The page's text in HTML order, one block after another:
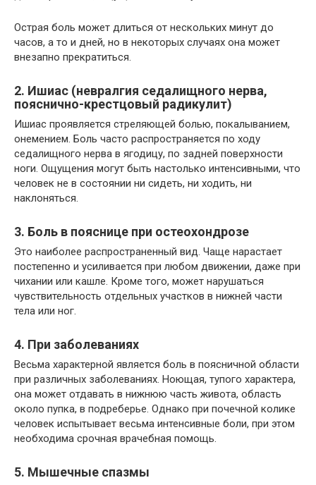
Острая боль может длиться от нескольких минут до
часов, а то и дней, но в некоторых случаях она может
внезапно прекратиться.
2. Ишиас (невралгия седалищного нерва,
пояснично-крестцовый радикулит)
Ишиас проявляется стреляющей болью, покалыванием,
онемением. Боль часто распространяется по ходу
седалищного нерва в ягодицу, по задней поверхности
ноги. Ощущения могут быть настолько интенсивными, что
человек не в состоянии ни сидеть, ни ходить, ни
наклоняться.
3. Боль в пояснице при остеохондрозе
Это наиболее распространенный вид. Чаще нарастает
постепенно и усиливается при любом движении, даже при
чихании или кашле. Кроме того, может нарушаться
чувствительность отдельных участков в нижней части
тела или ног.
4. При заболеваниях
Весьма характерной является боль в поясничной области
при различных заболеваниях. Ноющая, тупого характера,
она может отдавать в нижнюю часть живота, область
около пупка, в подреберье. Однако при почечной колике
человек испытывает весьма интенсивные боли, при этом
необходима срочная врачебная помощь.
5. Мышечные спазмы